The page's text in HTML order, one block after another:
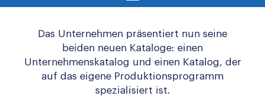
Das Unternehmen präsentiert nun seine
beiden neuen Kataloge: einen
Unternehmenskatalog und einen Katalog, der
auf das eigene Produktionsprogramm
spezialisiert ist.